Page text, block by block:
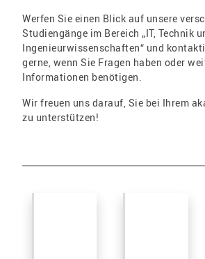
Werfen Sie einen Blick auf unsere
Studiengänge im Bereich „IT, Technik
Ingenieurwissenschaften“ und
gerne, wenn Sie Fragen haben oder
Informationen benötigen.
Wir freuen uns darauf, Sie bei Ihrem
zu unterstützen!